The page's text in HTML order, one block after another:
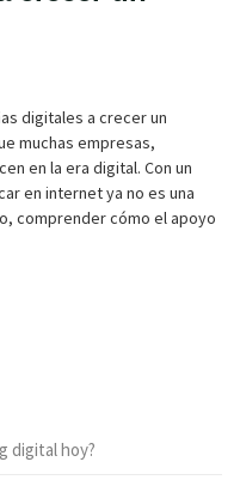
digitales a crecer un
muchas empresas,
en la era digital. Con un
en internet ya no es una
comprender cómo el apoyo
digital hoy?